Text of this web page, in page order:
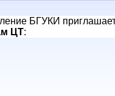
БГУКИ
ЦТ: